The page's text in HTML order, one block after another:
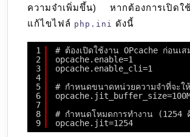
ความจำเพิ่มขึ้น) หากต้องการเปิด
แก้ไขไฟล์ php.ini ดังนี้
1
2
3
4
5
6
7
8
9
# ต้องเปิดใช้งาน OPcache ก่อนเส
opcache.enable=1
opcache.enable_cli=1
# กำหนดขนาดหน่วยความจำที่จะ
# กำหนดโหมดการทำงาน
opcache.jit=1254